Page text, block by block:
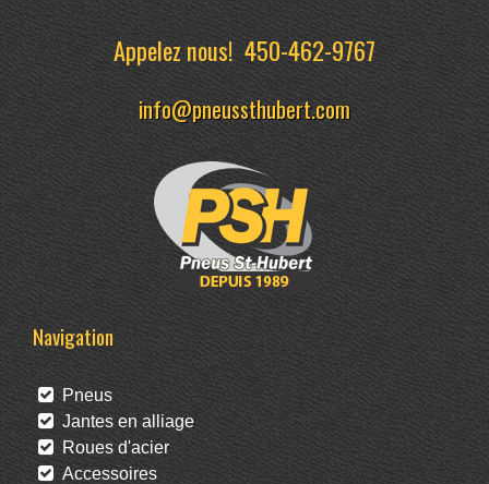
Appelez nous!450-462-9767
info@pneussthubert.com
Navigation
Pneus
Jantes en alliage
Roues d'acier
Accessoires